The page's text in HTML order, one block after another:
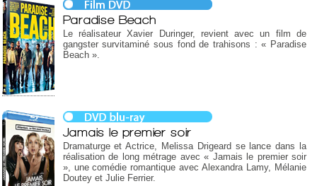
Paradise Beach
Le réalisateur Xavier Duringer, revient avec un film de
gangster survitaminé sous fond de trahisons : « Paradise
Beach ».
Jamais le premier soir
Dramaturge et Actrice, Melissa Drigeard se lance dans la
réalisation de long métrage avec « Jamais le premier soir
», une comédie romantique avec Alexandra Lamy, Mélanie
Doutey et Julie Ferrier.